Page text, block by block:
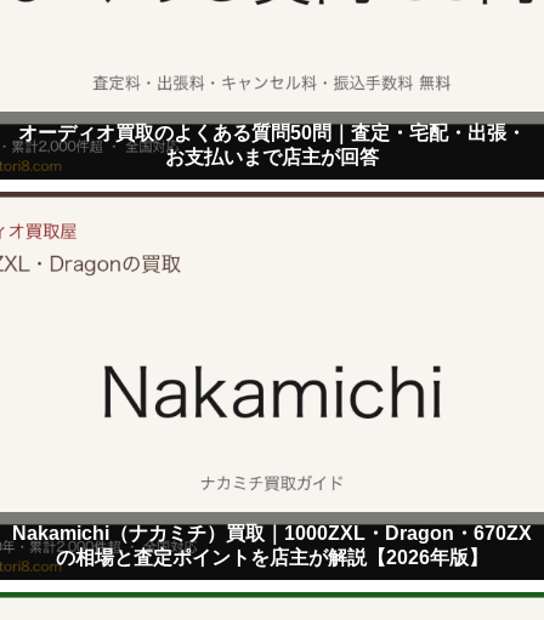
オーディオ買取のよくある質問50問｜査定・宅配・出張・
お支払いまで店主が回答
Nakamichi（ナカミチ）買取｜1000ZXL・Dragon・670ZX
の相場と査定ポイントを店主が解説【2026年版】